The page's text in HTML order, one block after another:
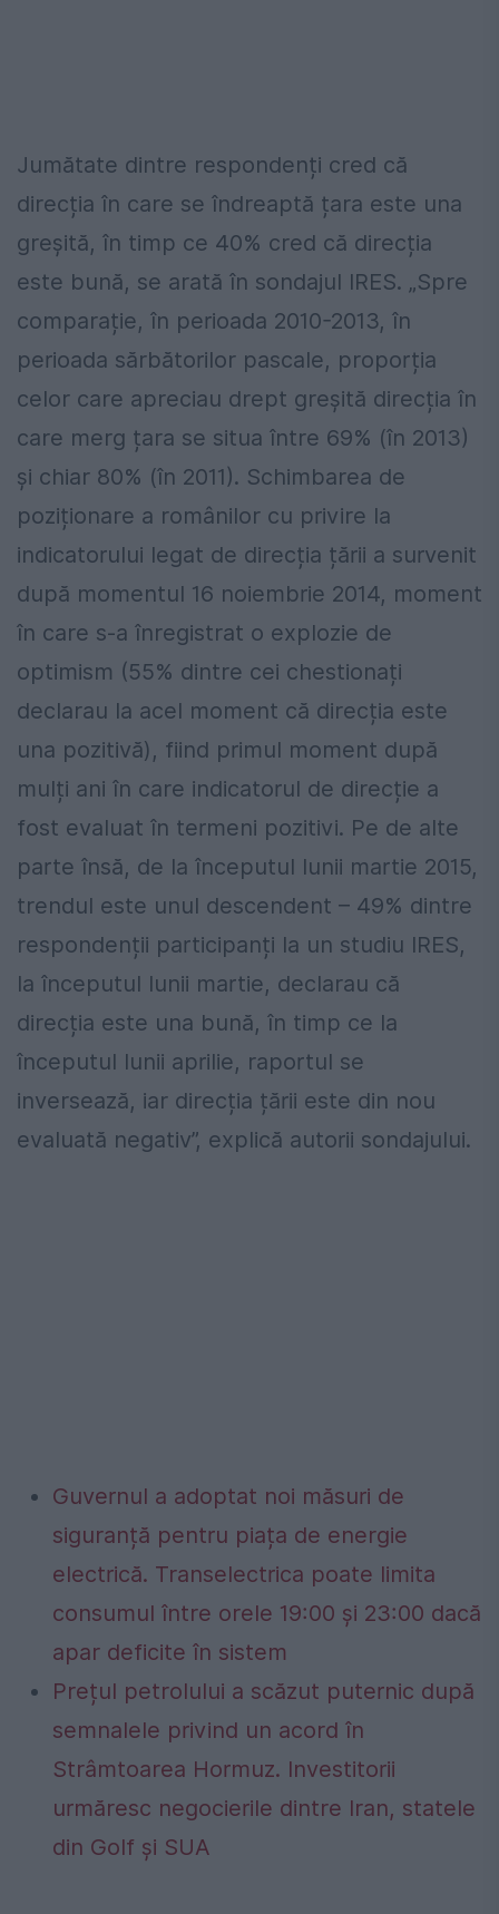
Jumătate dintre respondenți cred că
direcția în care se îndreaptă țara este una
greșită, în timp ce 40% cred că direcția
este bună, se arată în sondajul IRES. „Spre
comparație, în perioada 2010-2013, în
perioada sărbătorilor pascale, proporția
celor care apreciau drept greșită direcția în
care merg țara se situa între 69% (în 2013)
și chiar 80% (în 2011). Schimbarea de
poziționare a românilor cu privire la
indicatorului legat de direcția țării a survenit
după momentul 16 noiembrie 2014, moment
în care s-a înregistrat o explozie de
optimism (55% dintre cei chestionați
declarau la acel moment că direcția este
una pozitivă), fiind primul moment după
mulți ani în care indicatorul de direcție a
fost evaluat în termeni pozitivi. Pe de alte
parte însă, de la începutul lunii martie 2015,
trendul este unul descendent – 49% dintre
respondenții participanți la un studiu IRES,
la începutul lunii martie, declarau că
direcția este una bună, în timp ce la
începutul lunii aprilie, raportul se
inversează, iar direcția țării este din nou
evaluată negativ”, explică autorii sondajului.
Guvernul a adoptat noi măsuri de
siguranță pentru piața de energie
electrică. Transelectrica poate limita
consumul între orele 19:00 și 23:00 dacă
apar deficite în sistem
Prețul petrolului a scăzut puternic după
semnalele privind un acord în
Strâmtoarea Hormuz. Investitorii
urmăresc negocierile dintre Iran, statele
din Golf și SUA